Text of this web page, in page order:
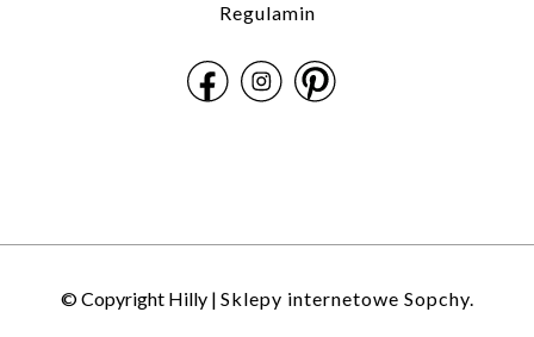
Regulamin
© Copyright Hilly | Sklepy internetowe Sopchy.